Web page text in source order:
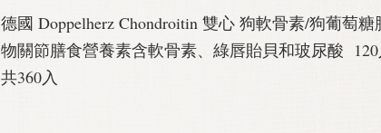
德國 Doppelherz Chondroitin 雙心 狗軟骨素/狗葡萄糖
物關節膳食營養素含軟骨素、綠唇貽貝和玻尿酸
共360入